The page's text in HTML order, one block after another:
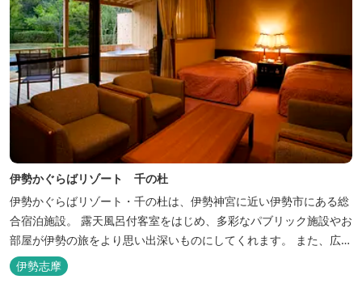
伊勢かぐらばリゾート 千の杜
伊勢かぐらばリゾート・千の杜は、伊勢神宮に近い伊勢市にある総
合宿泊施設。 露天風呂付客室をはじめ、多彩なパブリック施設やお
部屋が伊勢の旅をより思い出深いものにしてくれます。 また、広大
な敷地内にはテニスコート、野球場を始めとしたスポーツ施設や、
ウォータースライダーを有する流水プール、お子様が楽しめる児童
伊勢志摩